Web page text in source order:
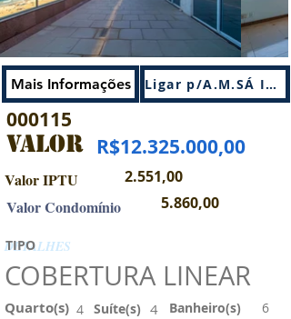
Venda
VALOR
000115
Valor IPTU
Valor Condomínio
2.551,00
DETALHES
TIPO
COBERTURA LINEAR
Quarto(s) 4 Suíte(s) 4 Banheiro(s)
6
5.860,00
Mais Informações Ligar p/A.M.SÁ IMÓVEIS
R$12.325.000,00